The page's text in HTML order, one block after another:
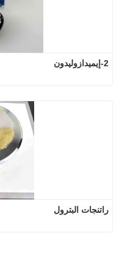
2-إيميدازوليدون
راتنجات البترول